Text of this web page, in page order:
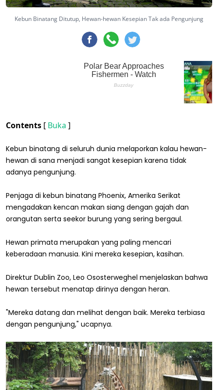
Kebun Binatang Ditutup, Hewan-hewan Kesepian Tak ada Pengunjung
Contents [ Buka ]
Kebun binatang di seluruh dunia melaporkan kalau hewan-
hewan di sana menjadi sangat kesepian karena tidak
adanya pengunjung.
Penjaga di kebun binatang Phoenix, Amerika Serikat
mengadakan kencan makan siang dengan gajah dan
orangutan serta seekor burung yang sering bergaul.
Hewan primata merupakan yang paling mencari
keberadaan manusia. Kini mereka kesepian, kasihan.
Direktur Dublin Zoo, Leo Ososterweghel menjelaskan bahwa
hewan tersebut menatap dirinya dengan heran.
"Mereka datang dan melihat dengan baik. Mereka terbiasa
dengan pengunjung," ucapnya.